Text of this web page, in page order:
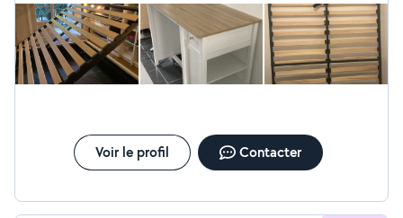
efficacité. Gaétan prend le temps de vérifier que tout est
parfaitement solide et bien aligné, et il laisse l’espace propre
après son passage. Communication fluide, travail impeccable :
je recommande vivement Gaétan pour tous vos montages de
meubles. Vous pouvez lui faire confiance les yeux fermés !
Voir le profil Contacter